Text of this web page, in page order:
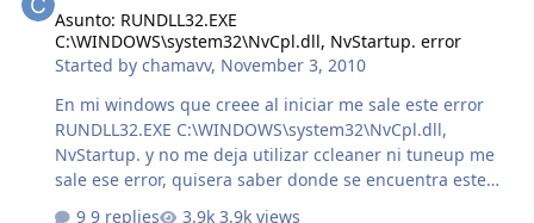
algun rango de IP
Asunto: RUNDLL32.EXE
C:\WINDOWS\system32\NvCpl.dll, NvStartup. error
Started bychamavv, November 3, 2010
En mi windows que creee al iniciar me sale este error
RUNDLL32.EXE C:\WINDOWS\system32\NvCpl.dll,
NvStartup. y no me deja utilizar ccleaner ni tuneup me
sale ese error, quisera saber donde se encuentra este
9 replies
3.9k views